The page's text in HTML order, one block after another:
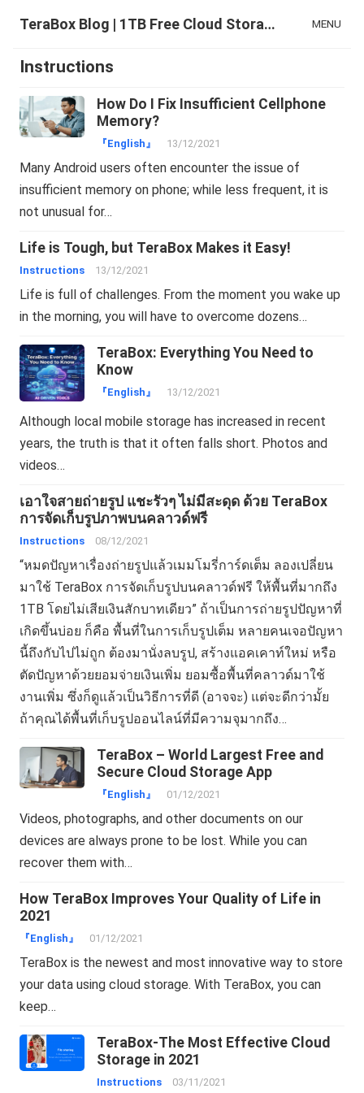
TeraBox Blog | 1TB Free Cloud Storage & All-in-One AI Space MENU
Instructions
How Do I Fix Insufficient Cellphone
Memory?
『English』 13/12/2021
Many Android users often encounter the issue of
insufficient memory on phone; while less frequent, it is
not unusual for…
Life is Tough, but TeraBox Makes it Easy!
Instructions 13/12/2021
Life is full of challenges. From the moment you wake up
in the morning, you will have to overcome dozens…
TeraBox: Everything You Need to
Know
『English』 13/12/2021
Although local mobile storage has increased in recent
years, the truth is that it often falls short. Photos and
videos…
เอาใจสายถ่ายรูป แชะรัวๆ ไม่มีสะดุด ด้วย TeraBox
การจัดเก็บรูปภาพบนคลาวด์ฟรี
Instructions 08/12/2021
“หมดปัญหาเรื่องถ่ายรูปแล้วเมมโมรี่การ์ดเต็ม ลองเปลี่ยน
มาใช้ TeraBox การจัดเก็บรูปบนคลาวด์ฟรี ให้พื้นที่มากถึง
1TB โดยไม่เสียเงินสักบาทเดียว” ถ้าเป็นการถ่ายรูปปัญหาที่
เกิดขึ้นบ่อย ก็คือ พื้นที่ในการเก็บรูปเต็ม หลายคนเจอปัญหา
นี้ถึงกับไปไม่ถูก ต้องมานั่งลบรูป, สร้างแอคเคาท์ใหม่ หรือ
ตัดปัญหาด้วยยอมจ่ายเงินเพิ่ม ยอมซื้อพื้นที่คลาวด์มาใช้
งานเพิ่ม ซึ่งก็ดูแล้วเป็นวิธีการที่ดี (อาจจะ) แต่จะดีกว่ามั้ย
ถ้าคุณได้พื้นที่เก็บรูปออนไลน์ที่มีความจุมากถึง…
TeraBox – World Largest Free and
Secure Cloud Storage App
『English』 01/12/2021
Videos, photographs, and other documents on our
devices are always prone to be lost. While you can
recover them with…
How TeraBox Improves Your Quality of Life in
2021
『English』 01/12/2021
TeraBox is the newest and most innovative way to store
your data using cloud storage. With TeraBox, you can
keep…
TeraBox-The Most Effective Cloud
Storage in 2021
Instructions 03/11/2021